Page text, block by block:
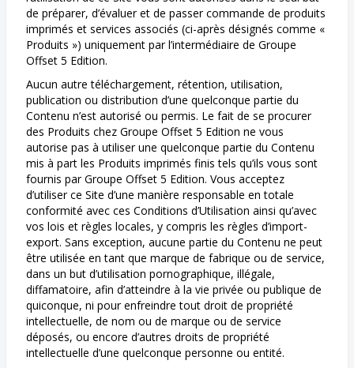
de préparer, d’évaluer et de passer commande de produits
imprimés et services associés (ci-après désignés comme «
Produits ») uniquement par l’intermédiaire de Groupe
Offset 5 Edition.
Aucun autre téléchargement, rétention, utilisation,
publication ou distribution d’une quelconque partie du
Contenu n’est autorisé ou permis. Le fait de se procurer
des Produits chez Groupe Offset 5 Edition ne vous
autorise pas à utiliser une quelconque partie du Contenu
mis à part les Produits imprimés finis tels qu’ils vous sont
fournis par Groupe Offset 5 Edition. Vous acceptez
d’utiliser ce Site d’une manière responsable en totale
conformité avec ces Conditions d’Utilisation ainsi qu’avec
vos lois et règles locales, y compris les règles d’import-
export. Sans exception, aucune partie du Contenu ne peut
être utilisée en tant que marque de fabrique ou de service,
dans un but d’utilisation pornographique, illégale,
diffamatoire, afin d’atteindre à la vie privée ou publique de
quiconque, ni pour enfreindre tout droit de propriété
intellectuelle, de nom ou de marque ou de service
déposés, ou encore d’autres droits de propriété
intellectuelle d’une quelconque personne ou entité.